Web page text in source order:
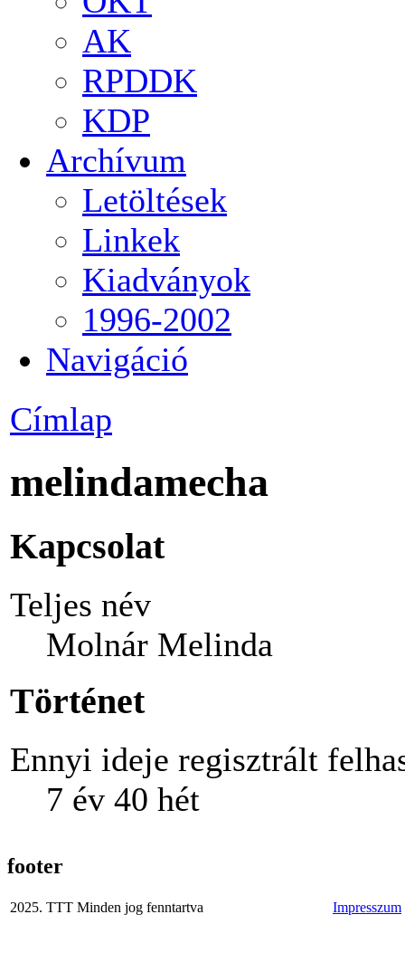
AK
RPDDK
KDP
Archívum
Letöltések
Linkek
Kiadványok
1996-2002
Navigáció
Címlap
melindamecha
Kapcsolat
Teljes név
Molnár Melinda
Történet
Ennyi ideje regisztrált
7 év 40 hét
footer
2025. TTT Minden jog fenntartva Impresszum